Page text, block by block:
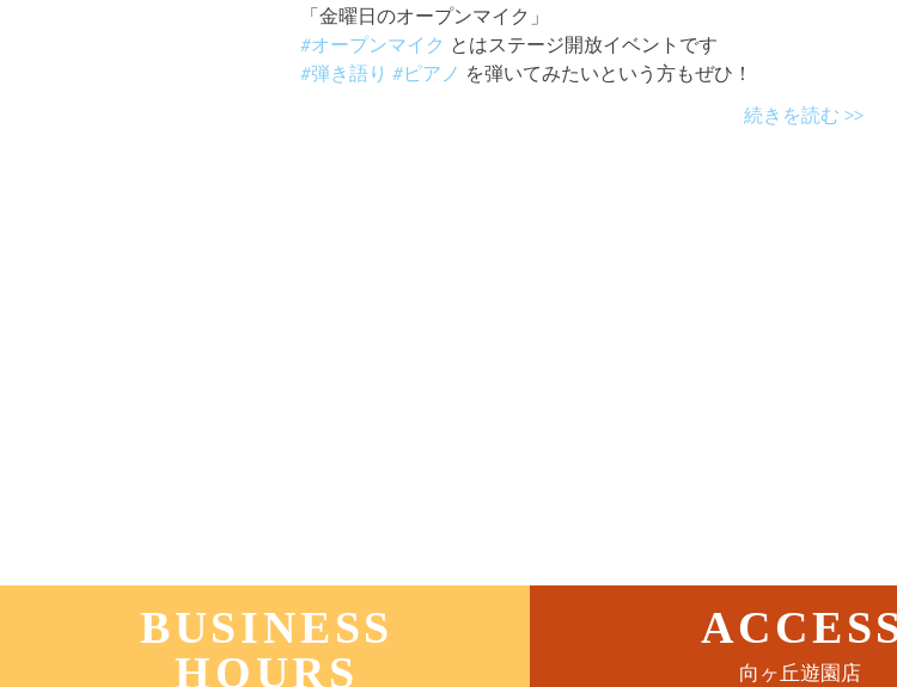
「金曜日のオープンマイク」
#オープンマイク とはステージ開放イベントです
#弾き語り #ピアノ を弾いてみたいという方もぜひ！
続きを読む >>
このイベントを
BUSINESS
HOURS
​向ヶ丘遊園店